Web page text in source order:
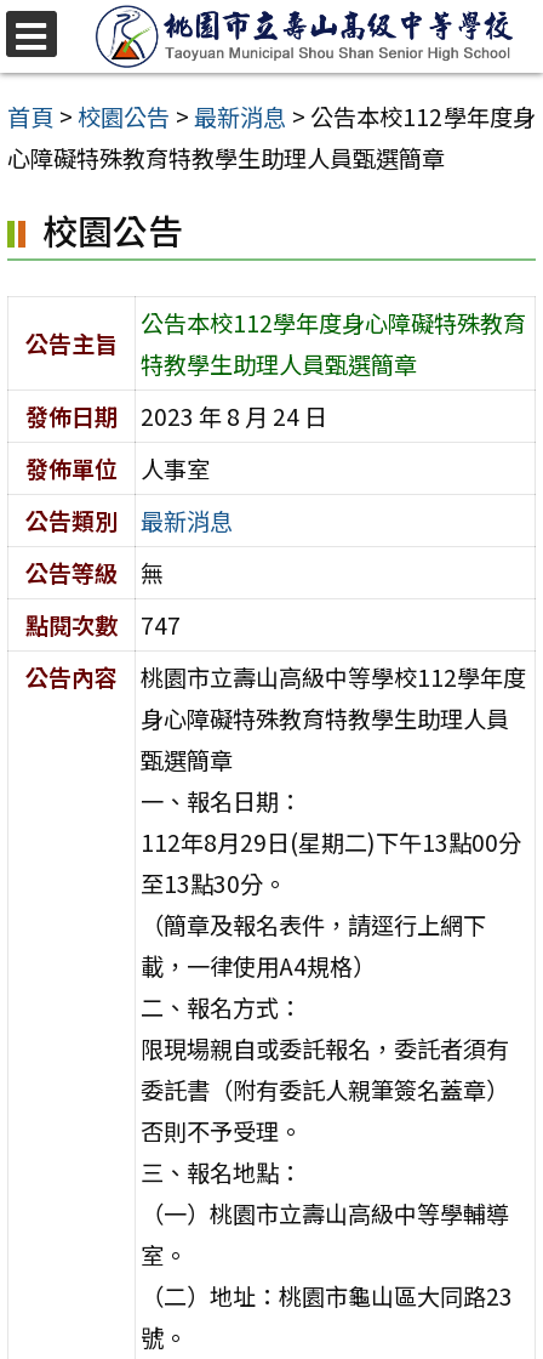
跳
至
主
要
容
區
首頁 >校園公告 >最新消息 > 公告本校112學年度身
心障礙特殊教育特教學生助理人員甄選簡章
校園公告
公告主旨
公告本校112學年度身心障礙特殊教育
特教學生助理人員甄選簡章
發佈日期
2023 年 8 月 24 日
發佈單位
人事室
公告類別
最新消息
公告等級
無
點閱次數
747
公告內容
桃園市立壽山高級中等學校112學年度
身心障礙特殊教育特教學生助理人員
甄選簡章
一、報名日期：
112年8月29日(星期二)下午13點00分
至13點30分。
（簡章及報名表件，請逕行上網下
載，一律使用A4規格）
二、報名方式：
限現場親自或委託報名，委託者須有
委託書（附有委託人親筆簽名蓋章）
否則不予受理。
三、報名地點：
（一）桃園市立壽山高級中等學輔導
室。
（二）地址：桃園市龜山區大同路23
號。
選
單